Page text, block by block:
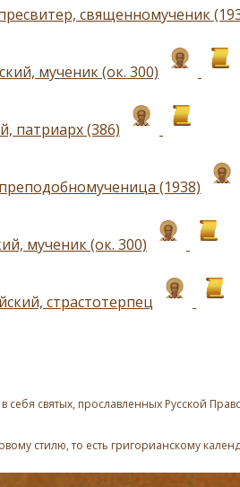
священномученик
мученик (ок. 300)
патриарх (386)
(1938)
мученик (ок. 300)
страстотерпец
себя святых, прославленных Русской
стилю, то есть григорианскому